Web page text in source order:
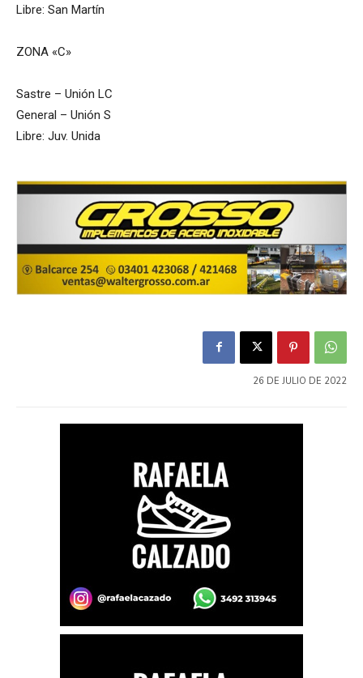
Libre: San Martín
ZONA «C»
Sastre – Unión LC
General – Unión S
Libre: Juv. Unida
26 DE JULIO DE 2022